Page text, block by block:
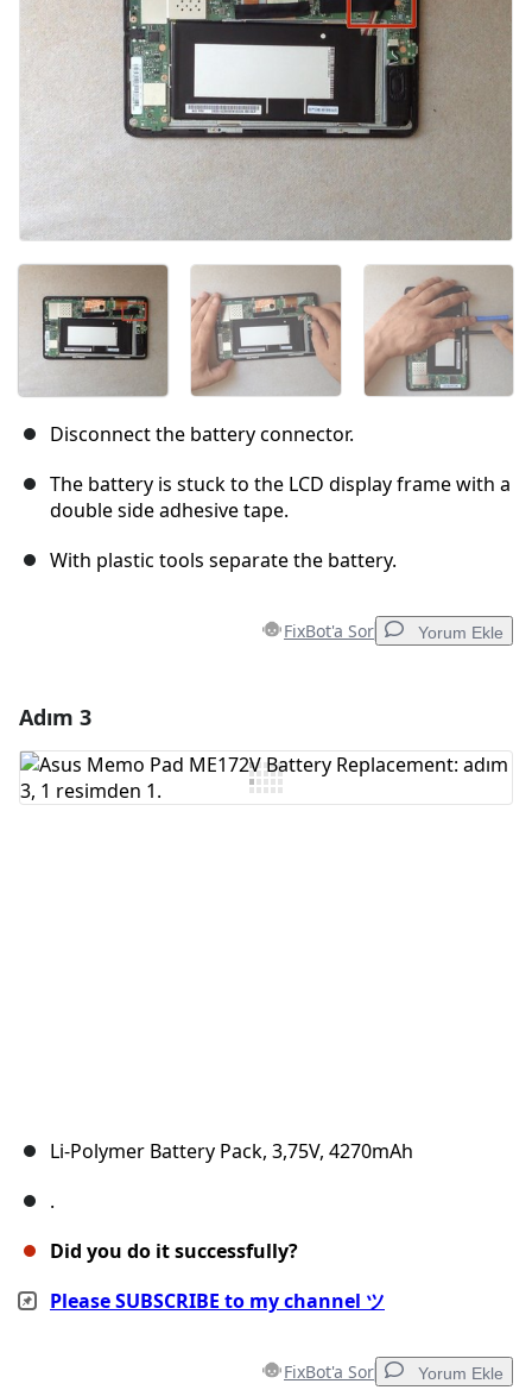
Disconnect the battery connector.
The battery is stuck to the LCD display frame with a
double side adhesive tape.
With plastic tools separate the battery.
FixBot'a Sor Yorum Ekle
Yorum Ekle
Adım 3
Li-Polymer Battery Pack, 3,75V, 4270mAh
.
Did you do it successfully?
Please SUBSCRIBE to my channel ツ
FixBot'a Sor Yorum Ekle